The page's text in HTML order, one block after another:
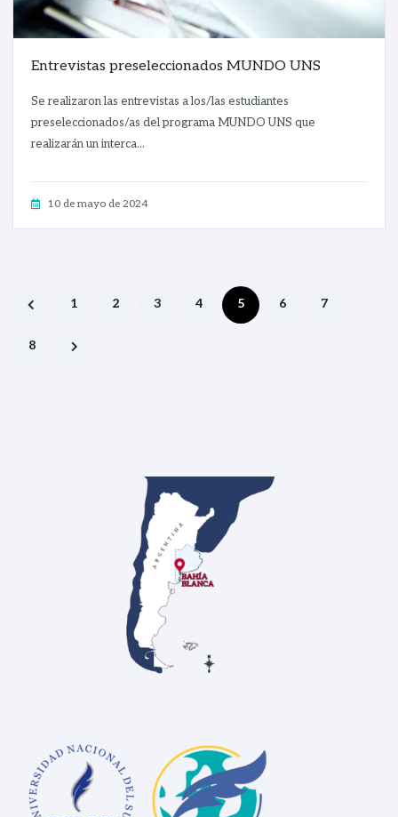
Entrevistas preseleccionados MUNDO UNS
Se realizaron las entrevistas a los/las estudiantes
preseleccionados/as del programa MUNDO UNS que
realizarán un interca...
10 de mayo de 2024
1 2 3 4 5 6 7
8